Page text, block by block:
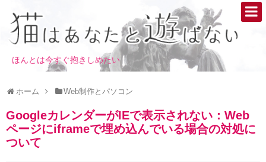
ほんとは今すぐ抱きしめたい
ホーム Web制作とパソコン
GoogleカレンダーがIEで表示されない：Web
ページにiframeで埋め込んでいる場合の対処に
ついて